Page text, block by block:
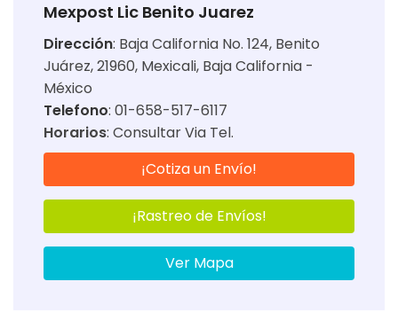
Mexpost Lic Benito Juarez
Dirección: Baja California No. 124, Benito
Juárez, 21960, Mexicali, Baja California -
México
Telefono: 01-658-517-6117
Horarios: Consultar Via Tel.
¡Cotiza un Envío!
¡Rastreo de Envíos!
Ver Mapa